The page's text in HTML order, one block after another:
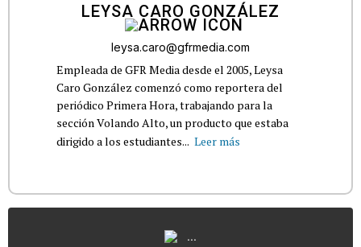
LEYSA CARO GONZÁLEZ
leysa.caro@gfrmedia.com
Empleada de GFR Media desde el 2005, Leysa
Caro González comenzó como reportera del
periódico Primera Hora, trabajando para la
sección Volando Alto, un producto que estaba
dirigido a los estudiantes... Leer más
...